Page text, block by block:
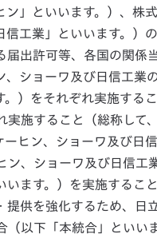
」といいます。）、株
工業」といいます。）
届出許可等、各国の関係
ショーワ及び日信工業
。）をそれぞれ実施す
施すること（総称して
ヒン、ショーワ及び日
ン、ショーワ及び日信工
ます。）を実施するこ
供を強化するため、日
（以下「本統合」といい